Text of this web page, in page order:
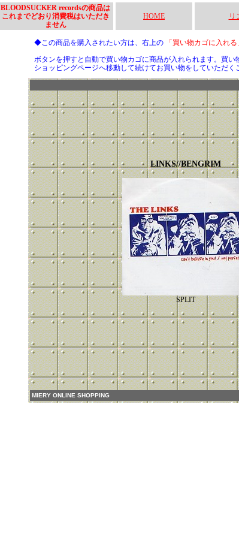
BLOODSUCKER recordsの商品は
これまでどおり消費税はいただき
ません
HOME リ
◆この商品を購入されたい方は、右上の 「買い物カゴに入れる
ボタンを押すと自動で買い物カゴに商品が入れられます。買
ショッピングページへ移動して続けてお買い物をしていただく
LINKS//BENGRIM
SPLIT
MIERY ONLINE SHOPPING